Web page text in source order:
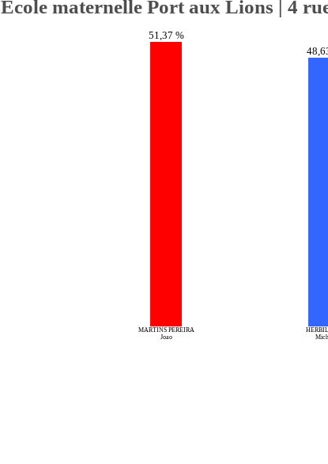
École maternelle Port aux Lions | 4
51,37 %
MARTINS PEREIRA
Joao